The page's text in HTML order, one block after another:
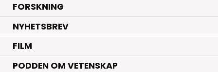
FORSKNING.
NYHETSBREV
FILM
PODDEN OM VETENSKAP